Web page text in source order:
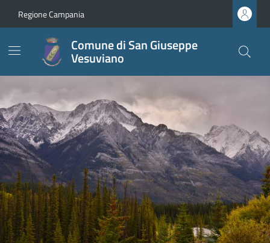
Regione Campania
Comune di San Giuseppe
Vesuviano